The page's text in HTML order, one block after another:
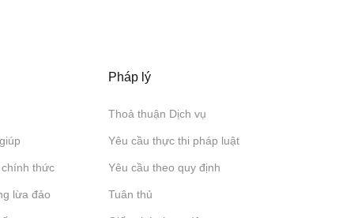
thức
lừa đảo
Pháp lý
Thoả thuận Dịch vụ
Yêu cầu thực thi pháp luật
Yêu cầu theo quy định
Tuân thủ